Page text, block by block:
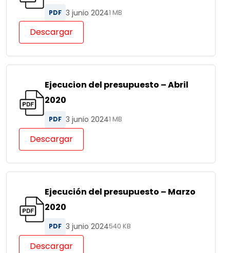
PDF 3 junio 20241 MB
Descargar
Ejecucion del presupuesto – Abril
2020
PDF 3 junio 20241 MB
Descargar
Ejecución del presupuesto – Marzo
2020
PDF 3 junio 2024540 KB
Descargar